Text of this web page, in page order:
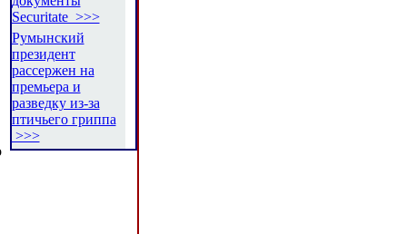
Securitate >>>
Румынский
президент
рассержен на
премьера и
разведку из-за
птичьего гриппа
>>>